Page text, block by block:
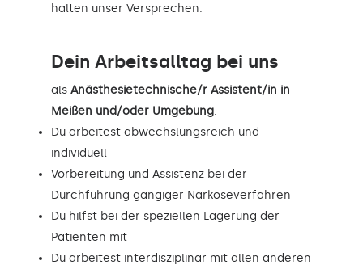
halten unser Versprechen.
Dein Arbeitsalltag bei uns
als Anästhesietechnische/r Assistent/in in
Meißen und/oder Umgebung.
Du arbeitest abwechslungsreich und
individuell
Vorbereitung und Assistenz bei der
Durchführung gängiger Narkoseverfahren
Du hilfst bei der speziellen Lagerung der
Patienten mit
Du arbeitest interdisziplinär mit allen anderen